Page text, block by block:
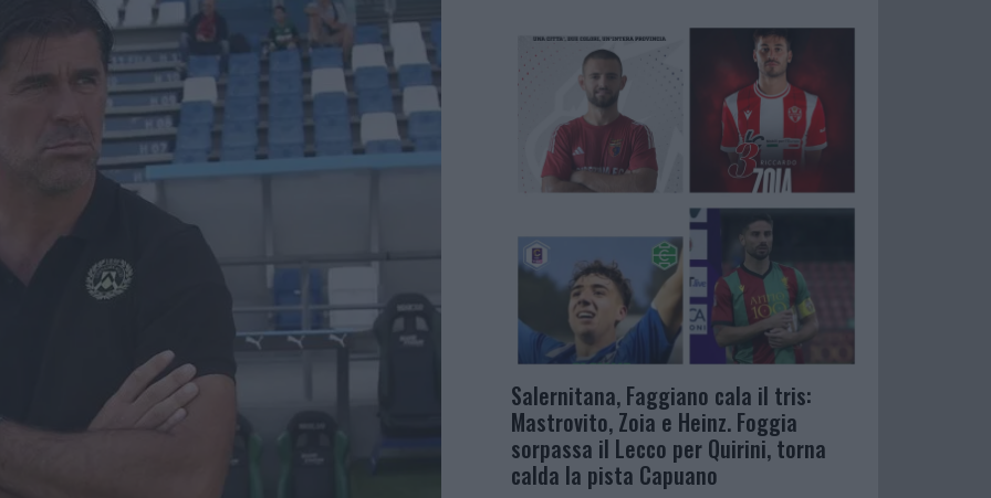
Salernitana, Faggiano cala il tris:
Mastrovito, Zoia e Heinz. Foggia
sorpassa il Lecco per Quirini, torna
calda la pista Capuano